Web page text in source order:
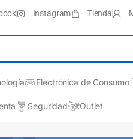
Instagram Tienda
Electrónica de Consumo
Seguridad Outlet